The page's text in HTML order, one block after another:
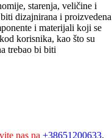
starenja, veličine i
dizajnirana i proizvedena
i materijali koji se
korisnika, kao što su
trebao bi biti
nas na +38651200633.